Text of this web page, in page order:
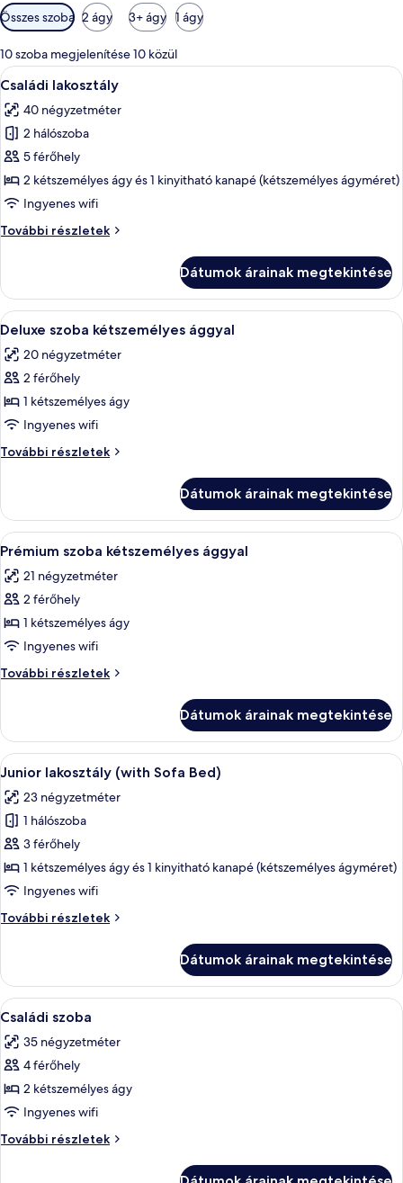
Szobákhoz
rendelkezésre
álló
szűrők
Összes szoba 2 ágy 3+ ágy 1 ágy
10 szoba megjelenítése 10 közül
A
következő
szoba
összes
képének
megtekintése:
Családi
Egy szállodai szoba, amelyben egy
8
Családi lakosztály
40 négyzetméter
2 hálószoba
5 férőhely
2 kétszemélyes ágy és 1 kinyitható kanapé (kétszemélyes ágyméret)
Ingyenes wifi
További részletek
Családi
Dátumok árainak megtekintése
A
következő
szoba
összes
képének
megtekintése:
Deluxe
szoba
ággyal
Egy szállodai szoba, amelyben egy
9
Deluxe szoba kétszemélyes ággyal
20 négyzetméter
2 férőhely
1 kétszemélyes ágy
Ingyenes wifi
További részletek
Deluxe
további
részletei
Dátumok árainak megtekintése
A
következő
szoba
összes
képének
megtekintése:
Prémium
szoba
ággyal
Egy szállodai szoba, amelyben egy
5
Prémium szoba kétszemélyes ággyal
21 négyzetméter
2 férőhely
1 kétszemélyes ágy
Ingyenes wifi
További részletek
Prémium
további
részletei
Dátumok árainak megtekintése
A
következő
szoba
összes
képének
megtekintése:
Junior
(with
Egy szállodai szoba, amelyben egy
6
Junior lakosztály (with Sofa Bed)
23 négyzetméter
1 hálószoba
3 férőhely
1 kétszemélyes ágy és 1 kinyitható kanapé (kétszemélyes ágyméret)
Ingyenes wifi
További részletek
Junior
Bed)
további
részletei
Dátumok árainak megtekintése
A
következő
szoba
összes
képének
megtekintése:
Családi
szoba
Egy szállodai szoba, amelyben egy
7
Családi szoba
35 négyzetméter
4 férőhely
2 kétszemélyes ágy
Ingyenes wifi
További részletek
Családi